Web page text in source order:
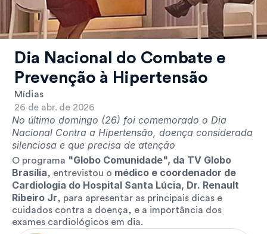
Dia Nacional do Combate e
Prevenção à Hipertensão
Mídias
26 de abr. de 2026
No último domingo (26) foi comemorado o Dia
Nacional Contra a Hipertensão, doença considerada
silenciosa e que precisa de atenção
O programa "Globo Comunidade", da TV Globo
Brasília, entrevistou o médico e coordenador de
Cardiologia do Hospital Santa Lúcia, Dr. Renault
Ribeiro Jr, para apresentar as principais dicas e
cuidados contra a doença, e a importância dos
exames cardiológicos em dia.